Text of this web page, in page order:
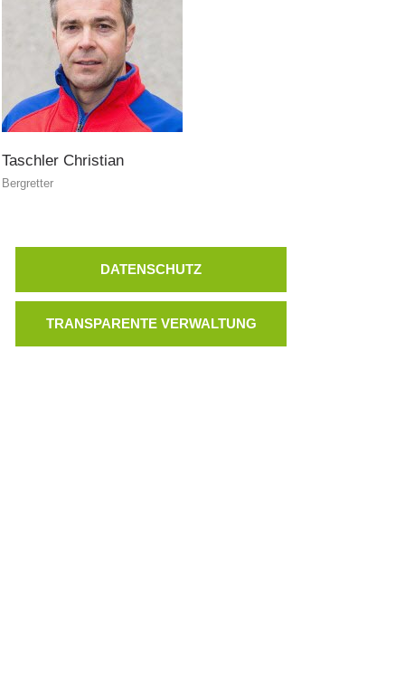
Taschler Christian
Bergretter
DATENSCHUTZ
TRANSPARENTE VERWALTUNG